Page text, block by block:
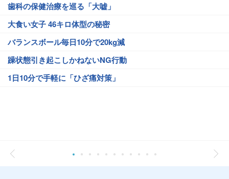
歯科の保健治療を巡る「大嘘」
大食い女子 46キロ体型の秘密
バランスボール毎日10分で20kg減
躁状態引き起こしかねないNG行動
1日10分で手軽に「ひざ痛対策」